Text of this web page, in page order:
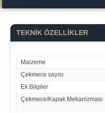
TEKNİK ÖZELLİKLER
Malzeme
Çekmece sayısı
Ek Bilgiler
Çekmece/Kapak Mekanizması